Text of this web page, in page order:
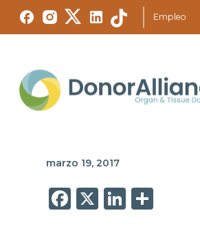
Empleo
marzo 19, 2017
Facebook
X